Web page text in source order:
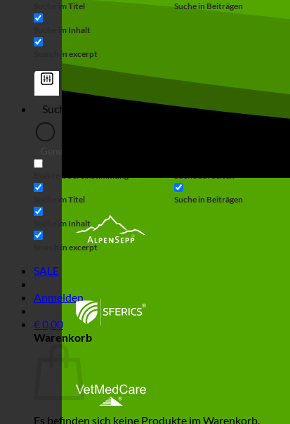
Suche im Titel
Suche im Inhalt
Search in excerpt
Suche in Beiträgen
Exakte Übereinstimmung
Suche im Titel
Suche im Inhalt
Search in excerpt
Suche auf Seiten
Suche in Beiträgen
SALE
Anmelden
€0,00
Warenkorb
Es befinden sich keine Produkte im Warenkorb.